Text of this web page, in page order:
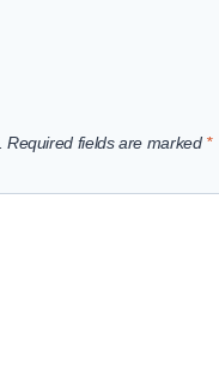
Required fields are marked *